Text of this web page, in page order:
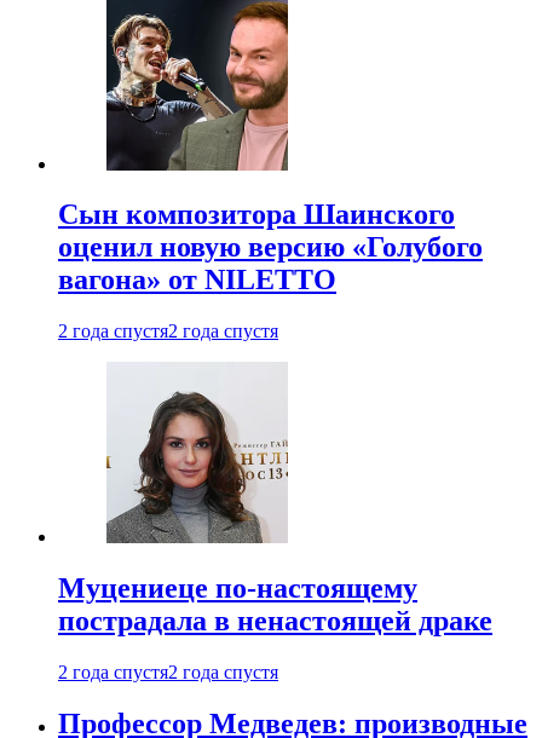
Сын композитора Шаинского
оценил новую версию «Голубого
вагона» от NILETTO
2 года спустя2 года спустя
Муцениеце по-настоящему
пострадала в ненастоящей драке
2 года спустя2 года спустя
Профессор Медведев: производные